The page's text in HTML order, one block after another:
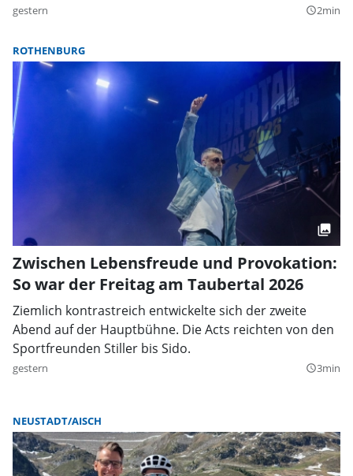
gestern query_builder2min
ROTHENBURG
Zwischen Lebensfreude und Provokation:
So war der Freitag am Taubertal 2026
Ziemlich kontrastreich entwickelte sich der zweite
Abend auf der Hauptbühne. Die Acts reichten von den
Sportfreunden Stiller bis Sido.
gestern query_builder3min
NEUSTADT/AISCH